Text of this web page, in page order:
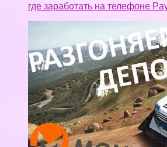
где заработать на телефоне